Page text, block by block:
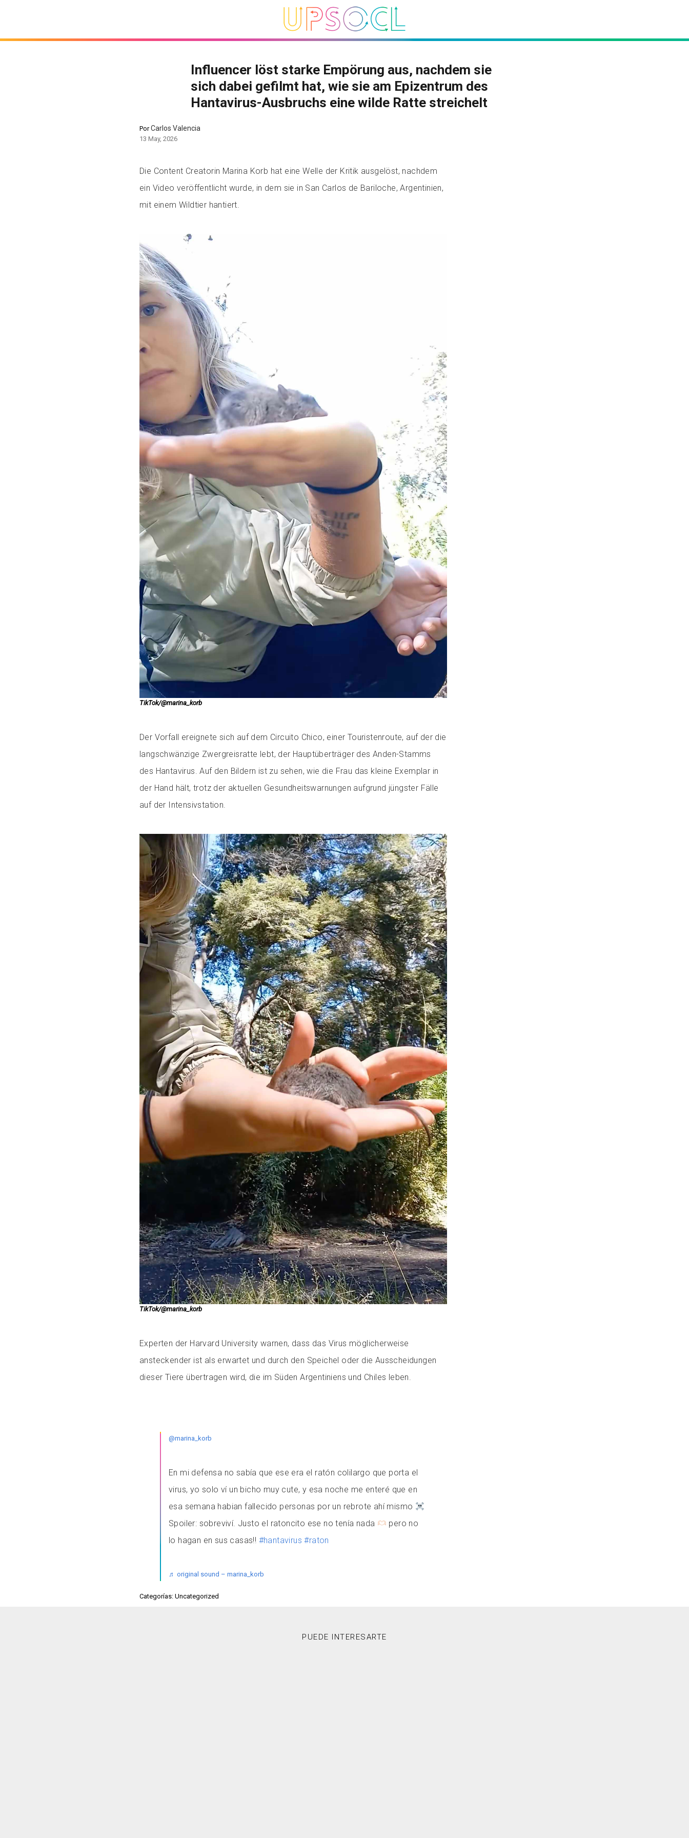
Influencer löst starke Empörung aus, nachdem sie
sich dabei gefilmt hat, wie sie am Epizentrum des
Hantavirus-Ausbruchs eine wilde Ratte streichelt
PorCarlos Valencia
13 May, 2026
Die Content Creatorin Marina Korb hat eine Welle der Kritik ausgelöst, nachdem
ein Video veröffentlicht wurde, in dem sie in San Carlos de Bariloche, Argentinien,
mit einem Wildtier hantiert.
TikTok/@marina_korb
Der Vorfall ereignete sich auf dem Circuito Chico, einer Touristenroute, auf der die
langschwänzige Zwergreisratte lebt, der Hauptüberträger des Anden-Stamms
des Hantavirus. Auf den Bildern ist zu sehen, wie die Frau das kleine Exemplar in
der Hand hält, trotz der aktuellen Gesundheitswarnungen aufgrund jüngster Fälle
auf der Intensivstation.
TikTok/@marina_korb
Experten der Harvard University warnen, dass das Virus möglicherweise
ansteckender ist als erwartet und durch den Speichel oder die Ausscheidungen
dieser Tiere übertragen wird, die im Süden Argentiniens und Chiles leben.
@marina_korb
En mi defensa no sabía que ese era el ratón colilargo que porta el
virus, yo solo ví un bicho muy cute, y esa noche me enteré que en
esa semana habian fallecido personas por un rebrote ahí mismo
Spoiler: sobreviví. Justo el ratoncito ese no tenía nada
pero no
lo hagan en sus casas!! #hantavirus #raton
♬ original sound – marina_korb
Categorías: Uncategorized
PUEDE INTERESARTE